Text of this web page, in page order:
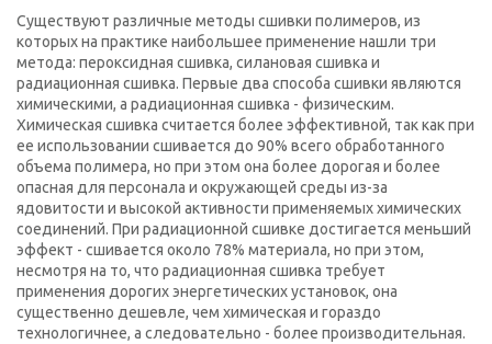
Существуют различные методы сшивки полимеров, из
которых на практике наибольшее применение нашли три
метода: пероксидная сшивка, силановая сшивка и
радиационная сшивка. Первые два способа сшивки являются
химическими, а радиационная сшивка - физическим.
Химическая сшивка считается более эффективной, так как при
ее использовании сшивается до 90% всего обработанного
объема полимера, но при этом она более дорогая и более
опасная для персонала и окружающей среды из-за
ядовитости и высокой активности применяемых химических
соединений. При радиационной сшивке достигается меньший
эффект - сшивается около 78% материала, но при этом,
несмотря на то, что радиационная сшивка требует
применения дорогих энергетических установок, она
существенно дешевле, чем химическая и гораздо
технологичнее, а следовательно - более производительная.